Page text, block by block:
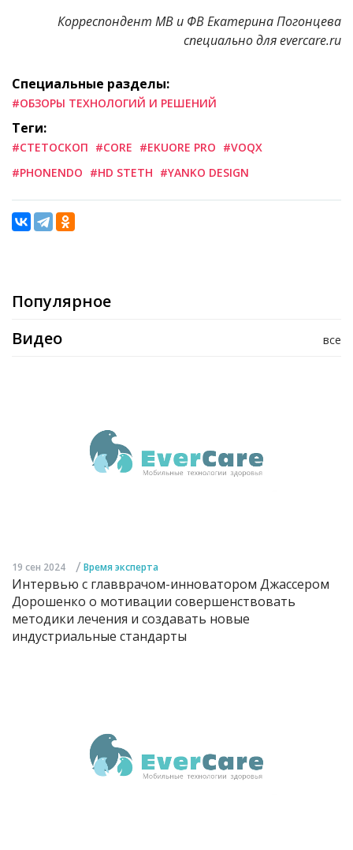
Корреспондент МВ и ФВ Екатерина Погонцева
специально для evercare.ru
Специальные разделы:
#ОБЗОРЫ ТЕХНОЛОГИЙ И РЕШЕНИЙ
Теги:
#СТЕТОСКОП #CORE #EKUORE PRO #VOQX
#PHONENDO #HD STETH #YANKO DESIGN
Популярное
все
Видео
19 сен 2024 / Время эксперта
Интервью с главврачом-инноватором Джассером
Дорошенко о мотивации совершенствовать
методики лечения и создавать новые
индустриальные стандарты